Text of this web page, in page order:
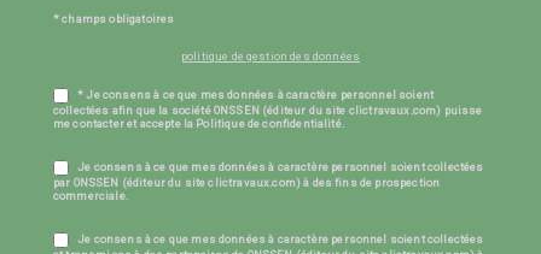
* champs obligatoires
politique de gestion des données
* Je consens à ce que mes données à caractère personnel soient
collectées afin que la société ONSSEN (éditeur du site clictravaux.com) puisse
me contacter et accepte la Politique de confidentialité.
Je consens à ce que mes données à caractère personnel soient collectées
par ONSSEN (éditeur du site clictravaux.com) à des fins de prospection
commerciale.
Je consens à ce que mes données à caractère personnel soient collectées